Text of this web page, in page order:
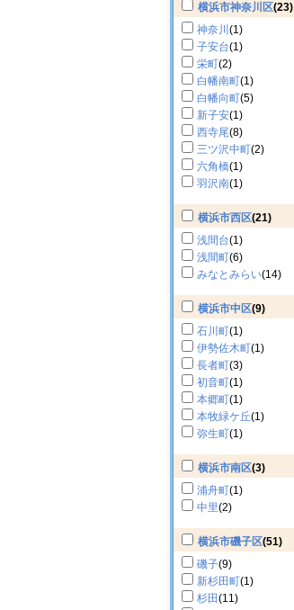
横浜市神奈川区(23)
神奈川 (1)
子安台(1)
栄町(2)
白幡南町(1)
白幡向町(5)
新子安(1)
西寺尾(8)
三ツ沢中町(2)
六角橋(1)
羽沢南(1)
横浜市西区(21)
浅間台(1)
浅間町(6)
みなとみらい(14)
横浜市中区(9)
石川町(1)
伊勢佐木町(1)
長者町(3)
初音町(1)
本郷町(1)
本牧緑ケ丘(1)
弥生町(1)
横浜市南区(3)
浦舟町(1)
中里(2)
横浜市磯子区(51)
磯子(9)
新杉田町(1)
杉田(11)